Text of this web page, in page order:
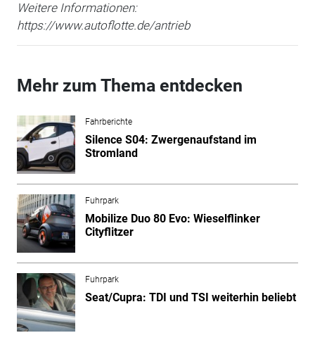
Weitere Informationen:
https://www.autoflotte.de/antrieb
Mehr zum Thema entdecken
Fahrberichte
Silence S04: Zwergenaufstand im
Stromland
Fuhrpark
Mobilize Duo 80 Evo: Wieselflinker
Cityflitzer
Fuhrpark
Seat/Cupra: TDI und TSI weiterhin beliebt